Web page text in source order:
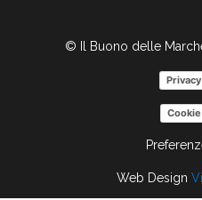
© Il Buono delle
Web Design